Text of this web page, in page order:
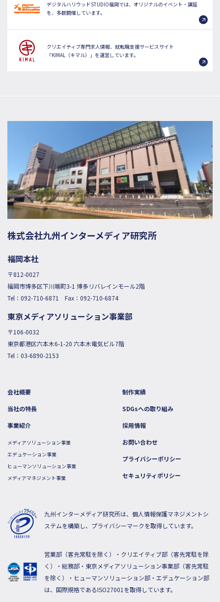
デジタルハリウッドSTUDIO福岡では、オリジナルのイベント・講座
を、多数開催しています。
クリエイティブ専門求人情報、就転職支援サービスサイト
「KIMAL（キマル）」を運営しています。
株式会社九州インターメディア研究所
福岡本社
〒812-0027
福岡市博多区下川端町3-1 博多リバレインモール2階
Tel： 092-710-6871 Fax：092-710-6874
東京メディアソリューション事業部
〒106-0032
東京都港区六本木6-1-20 六本木電気ビル7階
Tel： 03-6890-2153
会社概要
当社の特長
事業紹介
メディアソリューション事業
エデュケーション事業
ヒューマンソリューション事業
メディアマネジメント事業
制作実績
SDGsへの取り組み
採用情報
お問い合わせ
プライバシーポリシー
セキュリティポリシー
九州インターメディア研究所は、個人情報保護マネジメントシ
ステムを構築し、プライバシーマークを取得しています。
営業部（客先常駐を除く）・クリエイティブ部（客先常駐を除
く）・総務部・東京メディアソリューション事業部（客先常駐
を除く）・ヒューマンソリューション部・エデュケーション部
は、国際規格であるISO27001を取得しています。